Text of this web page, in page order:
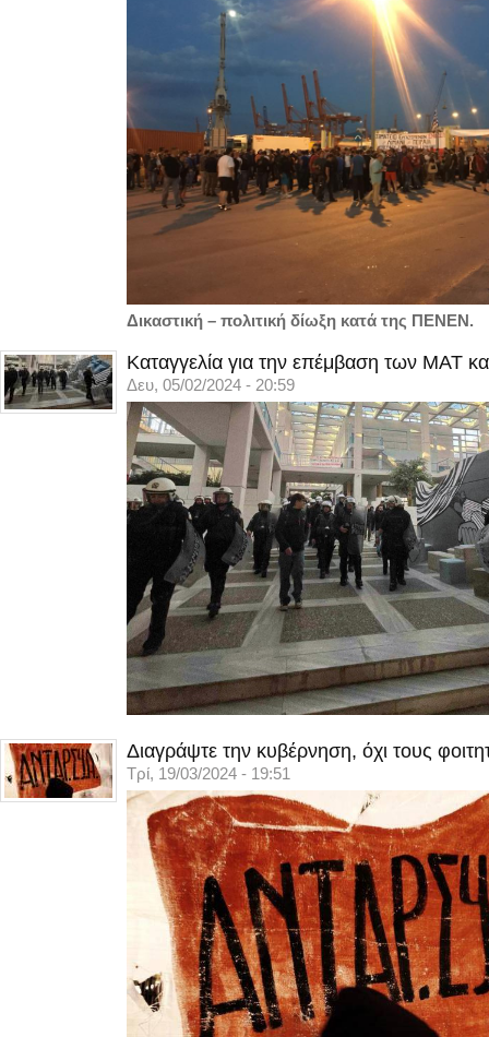
Δικαστική – πολιτική δίωξη κατά της ΠΕΝΕΝ.
Καταγγελία για την επέμβαση των ΜΑΤ
Δευ, 05/02/2024 - 20:59
Διαγράψτε την κυβέρνηση, όχι τους
Τρί, 19/03/2024 - 19:51